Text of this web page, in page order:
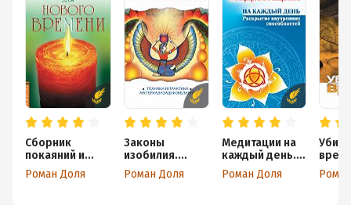
Сборник
покаяний и
молитв для
Нового
Роман Доля
Законы
изобилия.
Техники и
практики
Роман Доля
Медитации на
каждый день.
Раскрытие
внутренних
Роман Доля